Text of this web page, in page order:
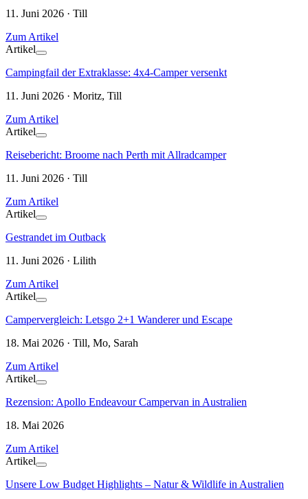
11. Juni 2026 · Till
Zum Artikel
Artikel
Campingfail der Extraklasse: 4x4-Camper versenkt
11. Juni 2026 · Moritz, Till
Zum Artikel
Artikel
Reisebericht: Broome nach Perth mit Allradcamper
11. Juni 2026 · Till
Zum Artikel
Artikel
Gestrandet im Outback
11. Juni 2026 · Lilith
Zum Artikel
Artikel
Campervergleich: Letsgo 2+1 Wanderer und Escape
18. Mai 2026 · Till, Mo, Sarah
Zum Artikel
Artikel
Rezension: Apollo Endeavour Campervan in Australien
18. Mai 2026
Zum Artikel
Artikel
Unsere Low Budget Highlights – Natur & Wildlife in Australien